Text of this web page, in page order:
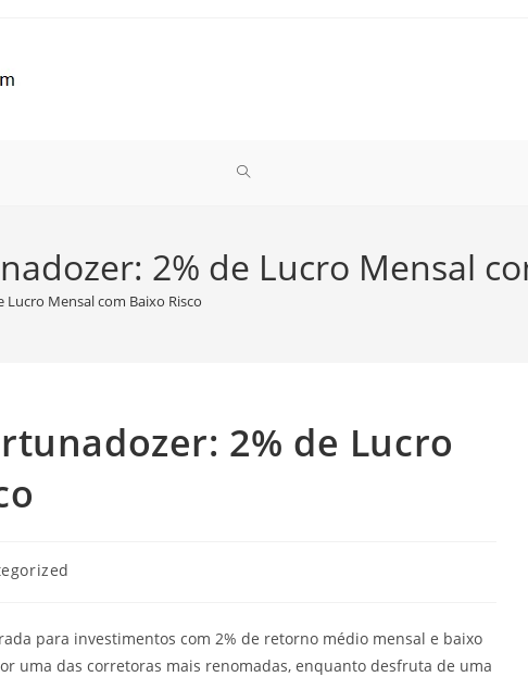
ALTERNAR
2% de Lucro Mensal
Mensal com Baixo Risco
2% de Lucro
para investimentos com 2% de retorno médio mensal e baixo
uma das corretoras mais renomadas, enquanto desfruta de uma